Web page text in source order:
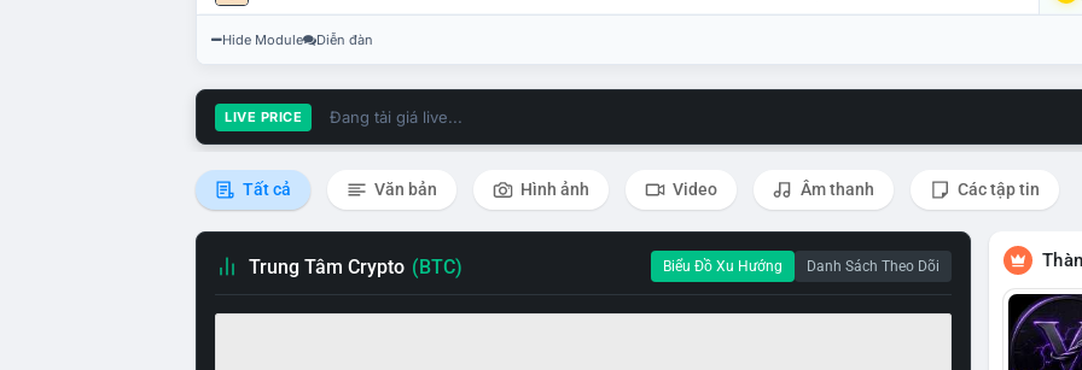
Hide Module Diễn đàn
LIVE PRICE Đang tải giá live...
Tất cả Văn bản Hình ảnh Video Âm thanh Các tập tin
Trung Tâm Crypto (BTC) Biểu Đồ Xu Hướng Danh Sách Theo Dõi